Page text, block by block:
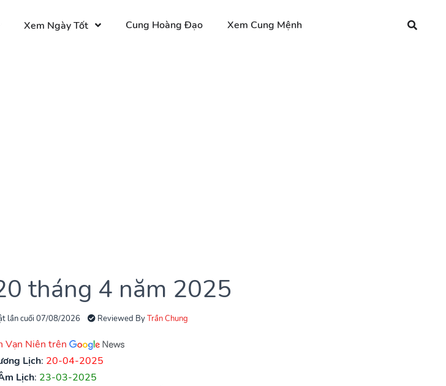
Xem Ngày Tốt Cung Hoàng Đạo Xem Cung Mệnh
tháng 4 năm 2025
lần cuối 07/08/2026 Reviewed ByTrần Chung
Vạn Niên trên
Lịch: 20-04-2025
Lịch: 23-03-2025